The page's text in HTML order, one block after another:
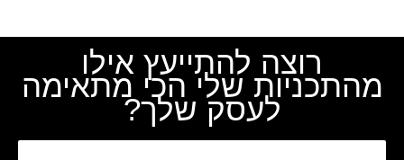
רוצה להתייעץ אילו
מהתכניות שלי הכי מתאימה
לעסק שלך?